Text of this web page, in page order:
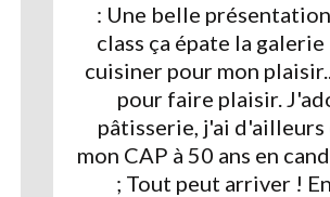
: Une belle
class ça épate la galerie
cuisiner pour mon
pour faire plaisir.
pâtisserie, j'ai
mon CAP à 50 ans en
; Tout peut arriver !